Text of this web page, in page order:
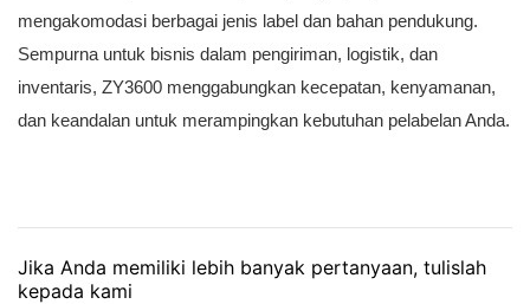
mengakomodasi berbagai jenis label dan bahan pendukung.
Sempurna untuk bisnis dalam pengiriman, logistik, dan
inventaris, ZY3600 menggabungkan kecepatan, kenyamanan,
dan keandalan untuk merampingkan kebutuhan pelabelan Anda.
Jika Anda memiliki lebih banyak pertanyaan, tulislah
kepada kami